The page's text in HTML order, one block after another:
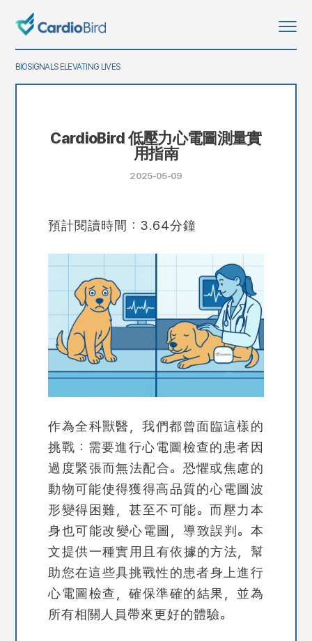
BIOSIGNALS ELEVATING LIVES
CardioBird 低壓力心電圖測量實
用指南
2025-05-09
預計閱讀時間：3.64分鐘
作為全科獸醫
，我們都曾面臨這樣的
挑戰：需要進行心電圖檢查的患者因
過度緊張而無法配合。恐懼或焦慮的
動物可能使得獲得高品質的心電圖波
形變得困難，甚至不可能。而壓力本
身也可能改變心電圖，導致誤判。本
文提供一種實用且有依據的方法，幫
助您在這些具挑戰性的患者身上進行
心電圖檢查，確保準確的結果，並為
所有相關人員帶來更好的體驗。